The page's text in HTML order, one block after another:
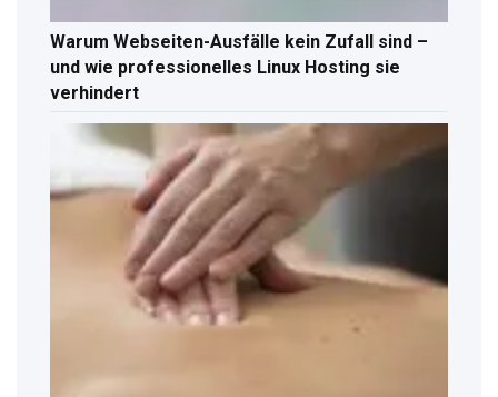
Warum Webseiten-Ausfälle kein Zufall sind –
und wie professionelles Linux Hosting sie
verhindert